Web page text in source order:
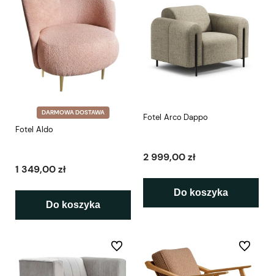
DARMOWA DOSTAWA
Fotel Aldo
1 349,00 zł
Do koszyka
Fotel Arco Dappo
2 999,00 zł
Do koszyka
Do ulubionych Do